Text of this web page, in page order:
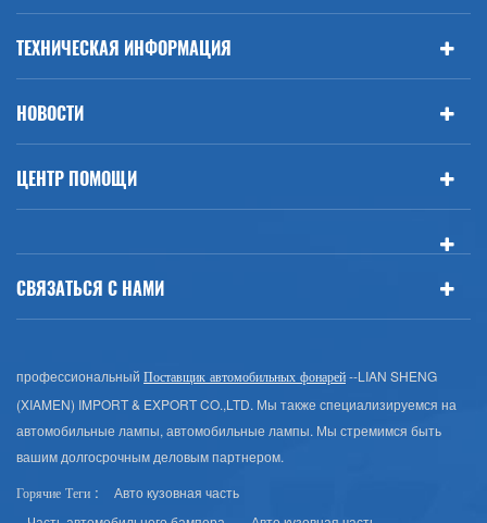
ТЕХНИЧЕСКАЯ ИНФОРМАЦИЯ
НОВОСТИ
ЦЕНТР ПОМОЩИ
СВЯЗАТЬСЯ С НАМИ
профессиональный Поставщик автомобильных фонарей--LIAN SHENG
(XIAMEN) IMPORT & EXPORT CO.,LTD. Мы также специализируемся на
автомобильные лампы, автомобильные лампы. Мы стремимся быть
вашим долгосрочным деловым партнером.
Горячие Теги :
Авто кузовная часть